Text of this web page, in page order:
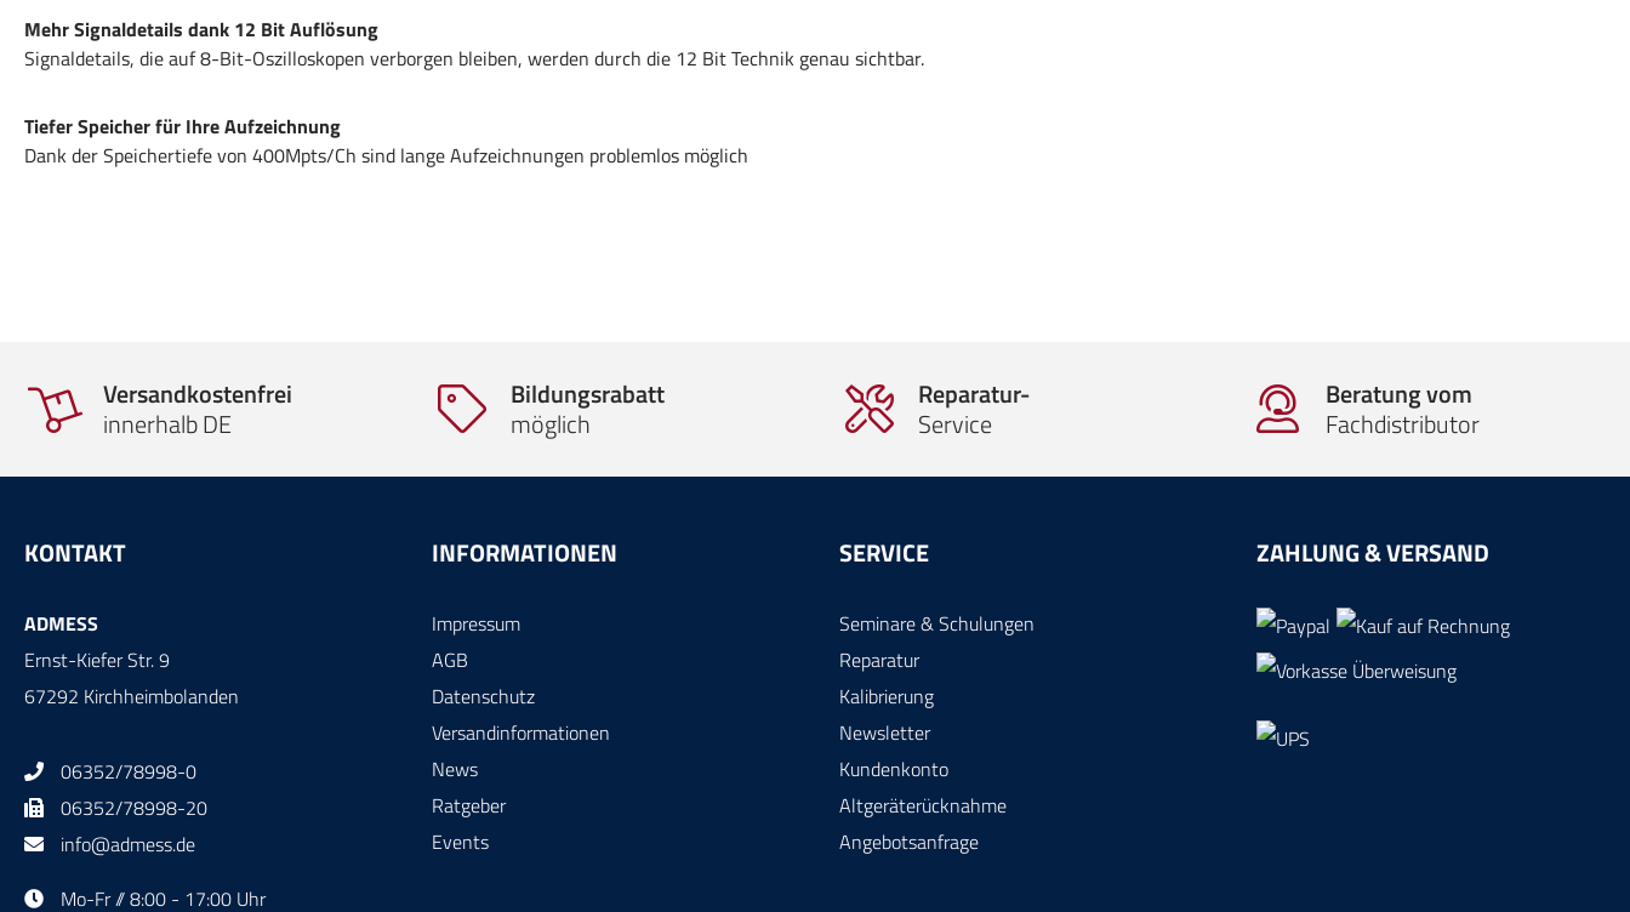
Mehr Signaldetails dank 12 Bit Auflösung
Signaldetails, die auf 8-Bit-Oszilloskopen verborgen bleiben, werden durch die 12 Bit Technik genau sichtbar.
Tiefer Speicher für Ihre Aufzeichnung
Dank der Speichertiefe von 400Mpts/Ch sind lange Aufzeichnungen problemlos möglich
Versandkostenfrei
innerhalb DE
Bildungsrabatt
möglich
Reparatur-
Service
Beratung vom
Fachdistributor
KONTAKT
ADMESS
Ernst-Kiefer Str. 9
67292 Kirchheimbolanden
06352/78998-0
06352/78998-20
info@admess.de
Mo-Fr // 8:00 - 17:00 Uhr
INFORMATIONEN
Impressum
AGB
Datenschutz
Versandinformationen
News
Ratgeber
Events
SERVICE
Seminare & Schulungen
Reparatur
Kalibrierung
Newsletter
Kundenkonto
Altgeräterücknahme
Angebotsanfrage
ZAHLUNG & VERSAND